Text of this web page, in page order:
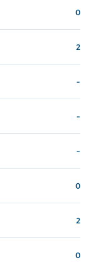
0
2
-
-
-
0
2
0